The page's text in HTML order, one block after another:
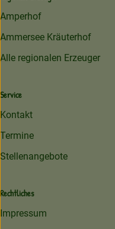
Amperhof
Ammersee Kräuterhof
Alle regionalen Erzeuger
Service
Kontakt
Termine
Stellenangebote
Rechtliches
Impressum